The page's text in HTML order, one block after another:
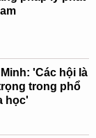
'Các hội là
trong phổ
học'